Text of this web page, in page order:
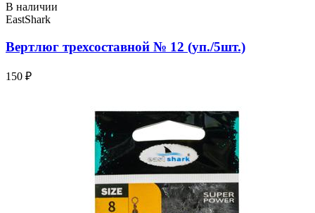
В наличии
EastShark
Вертлюг трехсоставной № 12 (уп./5шт.)
150 ₽